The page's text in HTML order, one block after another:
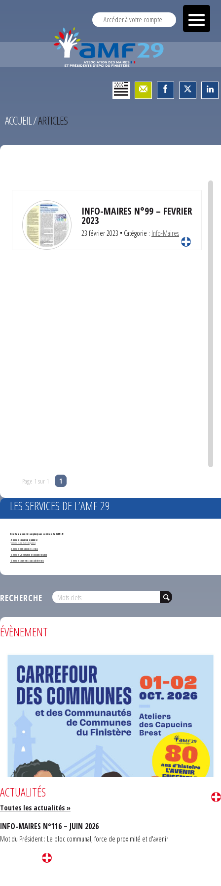
Accéder à votre compte
ACCUEIL/ARTICLES
INFO-MAIRES N°99 – FEVRIER
2023
23 février 2023 • Catégorie : Info-Maires
Page 1 sur 1 1
LES SERVICES DE L’AMF 29
Accédez en un clic aux principaux services de l'AMF 29 :
- Services marchés publics :
*Annonces de marchés publics
-Service formation des élus
- Service Orientation et documentation
- Services ouverts aux adhérents
RECHERCHE
ÉVÈNEMENT
ACTUALITÉS
Toutes les actualités »
INFO-MAIRES N°116 – JUIN 2026
Mot du Président : Le bloc communal, force de proximité et d'avenir